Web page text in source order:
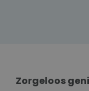
Zorgeloos